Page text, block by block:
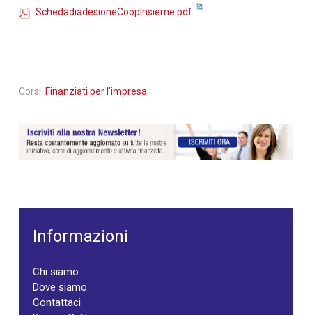
SchedadiadesioneCoopInsieme.pdf
Corsi: Finanziati per l'impresa
Informazioni
Chi siamo
Dove siamo
Contattaci